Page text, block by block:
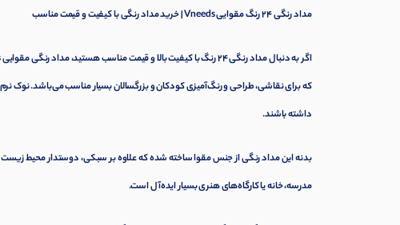
پرسش‌هامداد رنگی 24 رنگ مقوایی Vneeds | خرید مداد رنگی با کیفیت و قیمت مناسب
که برای نقاشی، طراحی و رنگ‌آمیزی کودکان و بزرگسالان بسیار مناسب می‌باشد.
داشته باشند.
بدنه این مداد رنگی از جنس مقوا ساخته شده که علاوه بر سبکی، دوستدار محیط
مدرسه، خانه یا کارگاه‌های هنری بسیار ایده‌آل است.